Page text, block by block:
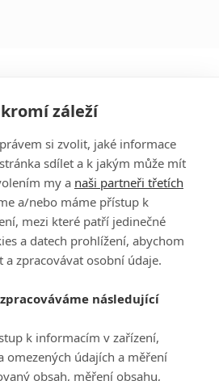
PŘIHLÁSIT
REGISTROVAT
Slavík, e-mailserialy@fandimefilmu.cz
našem webu napište nám na e-mail
používání cookies |Pravidla webu
nastavení soukromí
záleží
si zvolit, jaké informace
sdílet a k jakým může mít
my a naši partneři třetích
a/nebo máme přístup k
mezi které patří jedinečné
a datech prohlížení, abychom
zpracovávat osobní údaje.
následující
k informacím v zařízení,
omezených údajích a měření
obsah, měření obsahu,